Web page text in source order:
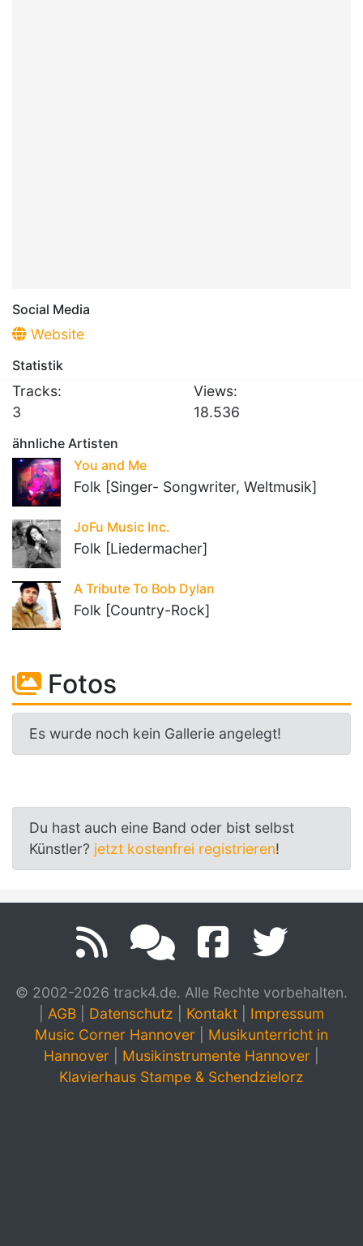
Social Media
Website
Statistik
Tracks:
3
Views:
18.536
ähnliche Artisten
You and Me
Folk [Singer- Songwriter, Weltmusik]
JoFu Music Inc.
Folk [Liedermacher]
A Tribute To Bob Dylan
Folk [Country-Rock]
Fotos
Es wurde noch kein Gallerie angelegt!
Du hast auch eine Band oder bist selbst
Künstler? jetzt kostenfrei registrieren!
© 2002-2026 track4.de. Alle Rechte vorbehalten.
AGB Datenschutz Kontakt
Impressum
Music Corner Hannover
Musikunterricht in
Hannover
Musikinstrumente Hannover
Klavierhaus Stampe & Schendzielorz